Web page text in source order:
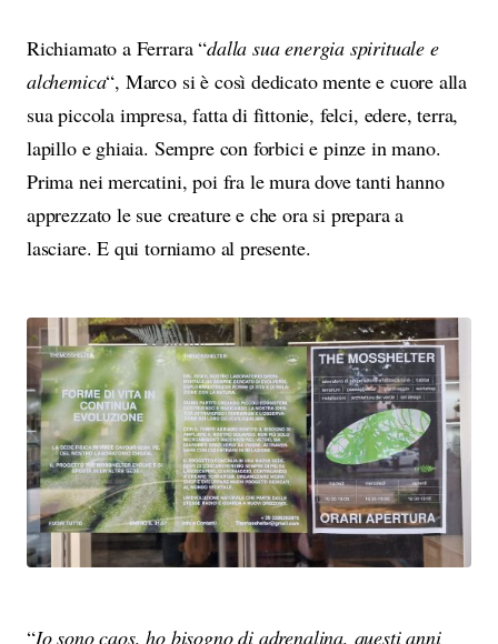
Richiamato a Ferrara “dalla sua energia spirituale e
alchemica“, Marco si è così dedicato mente e cuore alla
sua piccola impresa, fatta di fittonie, felci, edere, terra,
lapillo e ghiaia. Sempre con forbici e pinze in mano.
Prima nei mercatini, poi fra le mura dove tanti hanno
apprezzato le sue creature e che ora si prepara a
lasciare. E qui torniamo al presente.
“Io sono caos, ho bisogno di adrenalina, questi anni